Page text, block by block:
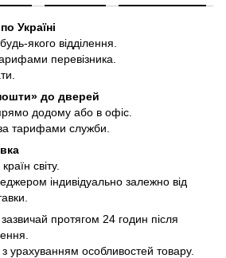
Україні
якого відділення.
перевізника.
до дверей
додому або в офіс.
тарифами служби.
світу.
індивідуально залежно від
зазвичай протягом 24 годин після
з урахуванням особливостей товару.